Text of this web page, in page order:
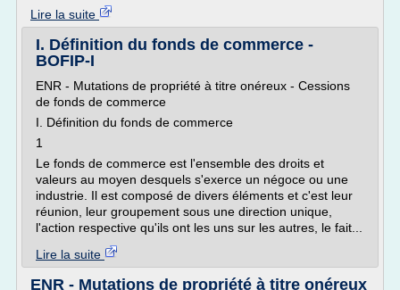
Lire la suite
I. Définition du fonds de commerce -
BOFIP-I
ENR - Mutations de propriété à titre onéreux - Cessions
de fonds de commerce
I. Définition du fonds de commerce
1
Le fonds de commerce est l'ensemble des droits et
valeurs au moyen desquels s'exerce un négoce ou une
industrie. Il est composé de divers éléments et c'est leur
réunion, leur groupement sous une direction unique,
l'action respective qu'ils ont les uns sur les autres, le fait...
Lire la suite
ENR - Mutations de propriété à titre onéreux